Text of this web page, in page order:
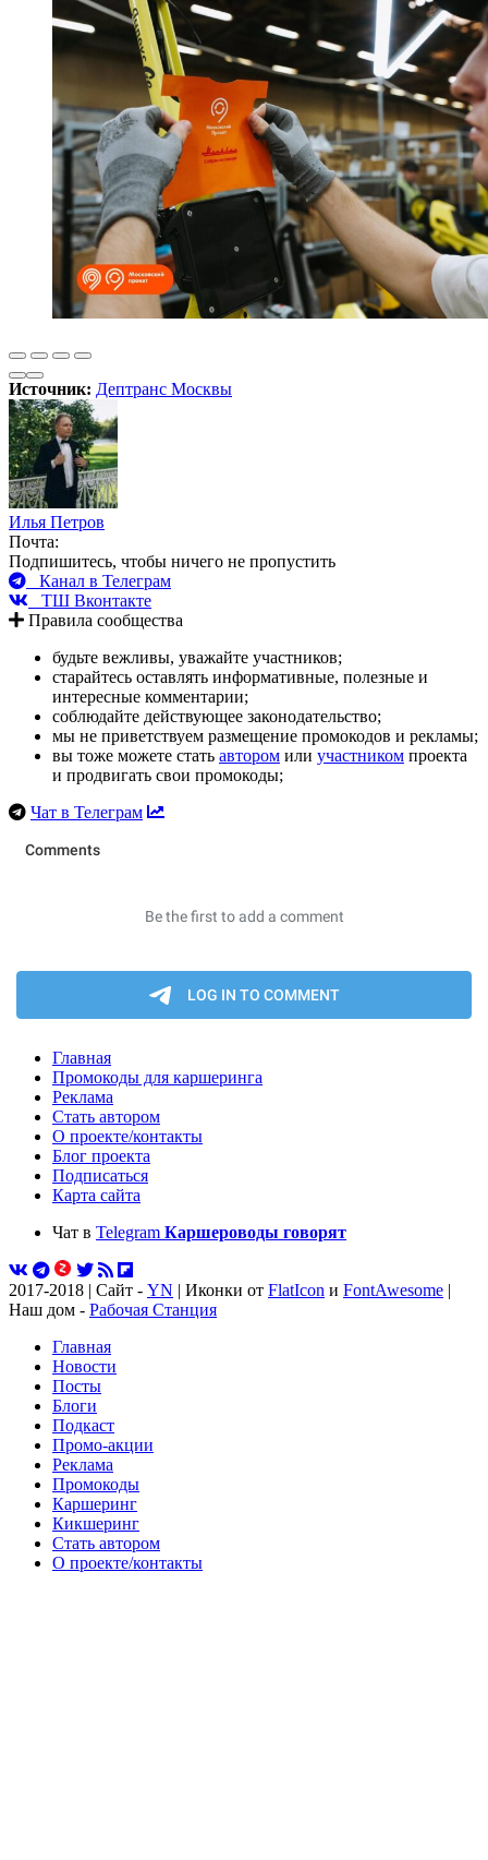
Источник: Дептранс Москвы
Илья Петров
Почта:
Подпишитесь, чтобы ничего не пропустить
Канал в Телеграм
ТШ Вконтакте
Правила сообщества
будьте вежливы, уважайте участников;
старайтесь оставлять информативные, полезные и
интересные комментарии;
соблюдайте действующее законодательство;
мы не приветствуем размещение промокодов и рекламы;
вы тоже можете стать автором или участником проекта
и продвигать свои промокоды;
Чат в Телеграм
Главная
Промокоды для каршеринга
Реклама
Стать автором
О проекте/контакты
Блог проекта
Подписаться
Карта сайта
Чат в Telegram Каршероводы говорят
2017-2018 | Сайт - YN | Иконки от FlatIcon и FontAwesome |
Наш дом - Рабочая Станция
Главная
Новости
Посты
Блоги
Подкаст
Промо-акции
Реклама
Промокоды
Каршеринг
Кикшеринг
Стать автором
О проекте/контакты